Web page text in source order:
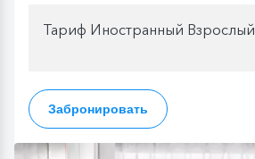
Тариф Иностранный Взрослый
Забронировать